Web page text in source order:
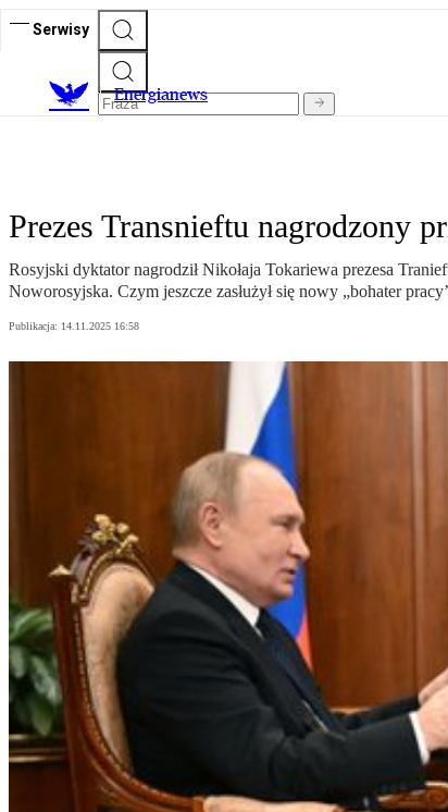
Serwisy
Energianews
Prezes Transnieftu nagrodzony
Rosyjski dyktator nagrodził Nikołaja Tokariewa prezesa
Noworosyjska. Czym jeszcze zasłużył się nowy „bohater
Publikacja: 14.11.2025 16:58